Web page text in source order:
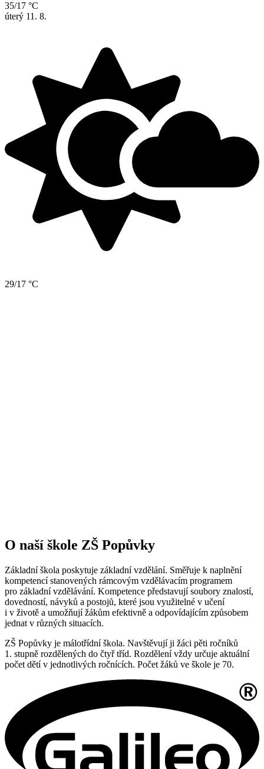
35/17 °C
úterý 11. 8.
29/17 °C
O naší škole ZŠ Popůvky
Základní škola poskytuje základní vzdělání. Směřuje k naplnění
kompetencí stanovených rámcovým vzdělávacím programem
pro základní vzdělávání. Kompetence představují soubory znalostí,
dovedností, návyků a postojů, které jsou využitelné v učení
i v životě a umožňují žákům efektivně a odpovídajícím způsobem
jednat v různých situacích.
ZŠ Popůvky je málotřídní škola. Navštěvují ji žáci pěti ročníků
1. stupně rozdělených do čtyř tříd. Rozdělení vždy určuje aktuální
počet dětí v jednotlivých ročnících. Počet žáků ve škole je 70.